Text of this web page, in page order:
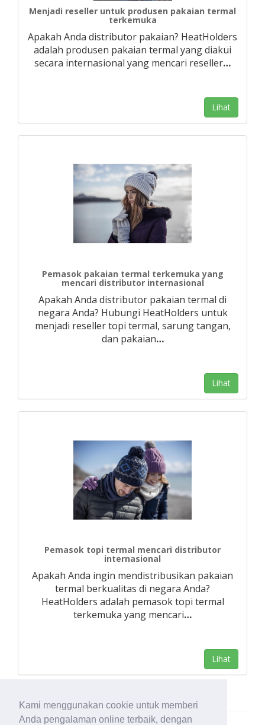
Kami menggunakan cookie untuk memberi
Anda pengalaman online terbaik, dengan
Menjadi reseller untuk produsen pakaian termal
terkemuka
Apakah Anda distributor pakaian? HeatHolders
adalah produsen pakaian termal yang diakui
secara internasional yang mencari reseller…
Lihat
Pemasok pakaian termal terkemuka yang
mencari distributor internasional
Apakah Anda distributor pakaian termal di
negara Anda? Hubungi HeatHolders untuk
menjadi reseller topi termal, sarung tangan,
dan pakaian…
Lihat
Pemasok topi termal mencari distributor
internasional
Apakah Anda ingin mendistribusikan pakaian
termal berkualitas di negara Anda?
HeatHolders adalah pemasok topi termal
terkemuka yang mencari…
Lihat